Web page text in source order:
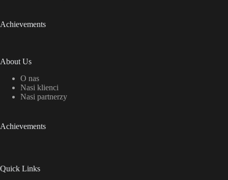
Achievements
About Us
O nas
Nasi klienci
Nasi partnerzy
Achievements
Quick Links